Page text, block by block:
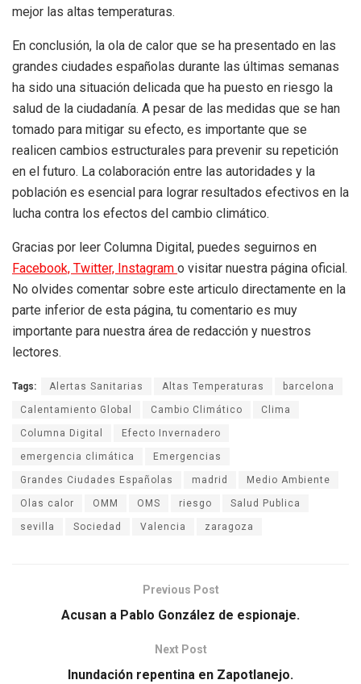
mejor las altas temperaturas.
En conclusión, la ola de calor que se ha presentado en las
grandes ciudades españolas durante las últimas semanas
ha sido una situación delicada que ha puesto en riesgo la
salud de la ciudadanía. A pesar de las medidas que se han
tomado para mitigar su efecto, es importante que se
realicen cambios estructurales para prevenir su repetición
en el futuro. La colaboración entre las autoridades y la
población es esencial para lograr resultados efectivos en la
lucha contra los efectos del cambio climático.
Gracias por leer Columna Digital, puedes seguirnos en
Facebook, Twitter, Instagram o visitar nuestra página oficial.
No olvides comentar sobre este articulo directamente en la
parte inferior de esta página, tu comentario es muy
importante para nuestra área de redacción y nuestros
lectores.
Tags: Alertas Sanitarias Altas Temperaturas barcelona
Calentamiento Global Cambio Climático Clima
Columna Digital Efecto Invernadero
emergencia climática Emergencias
Grandes Ciudades Españolas madrid Medio Ambiente
Olas calor OMM OMS riesgo Salud Publica
sevilla Sociedad Valencia zaragoza
Previous Post
Acusan a Pablo González de espionaje.
Next Post
Inundación repentina en Zapotlanejo.